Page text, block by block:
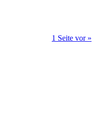
1 Seite vor »